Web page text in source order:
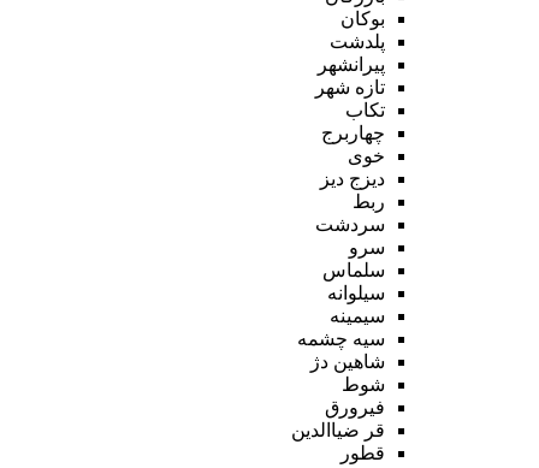
بوکان
پلدشت
پیرانشهر
تازه شهر
تکاب
چهاربرج
خوی
دیزج دیز
ربط
سردشت
سرو
سلماس
سیلوانه
سیمینه
سیه چشمه
شاهین دژ
شوط
فیرورق
قر ضیاالدین
قطور